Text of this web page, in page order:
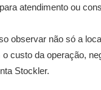
atendimento ou
observar não só a
custo da operação,
Stockler.